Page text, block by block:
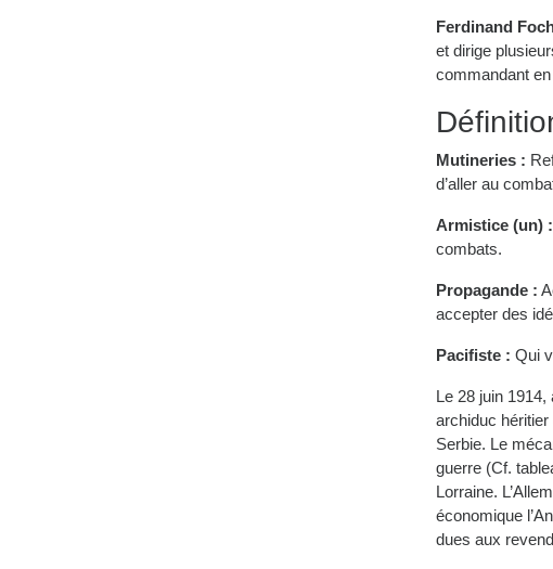
Ferdinand
et dirige
commandant
Mutineries :
d’aller au
Armistice (un) :
combats.
Propagande :
accepter des
Pacifiste : Qui
Le 28 juin
archiduc héritier
Serbie. Le
guerre (Cf.
Lorraine.
économique
dues aux